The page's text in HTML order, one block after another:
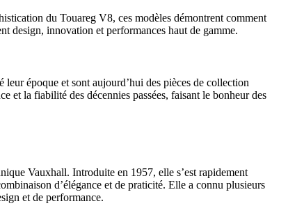
du Touareg V8, ces modèles démontrent comment
design, innovation et performances haut de gamme.
leur époque et sont aujourd’hui des pièces de collection
et la fiabilité des décennies passées, faisant le bonheur des
Vauxhall. Introduite en 1957, elle s’est rapidement
d’élégance et de praticité. Elle a connu plusieurs
et de performance.